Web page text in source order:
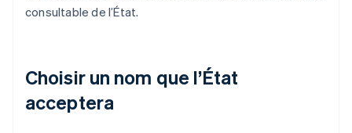
consultable de l’État.
Choisir un nom que l’État
acceptera